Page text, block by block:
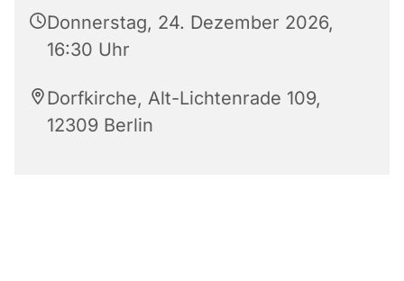
Donnerstag, 24. Dezember 2026,
16:30 Uhr
Dorfkirche, Alt-Lichtenrade 109,
12309 Berlin